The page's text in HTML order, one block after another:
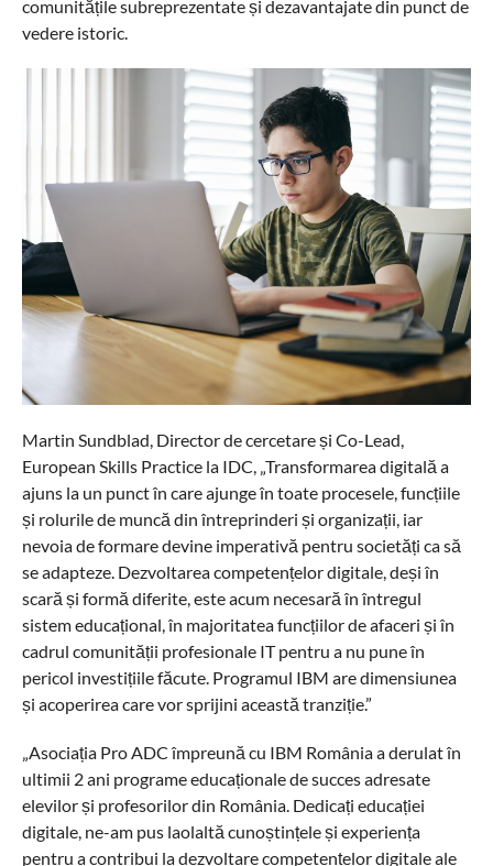
comunitățile subreprezentate și dezavantajate din punct de
vedere istoric.
Martin Sundblad, Director de cercetare și Co-Lead,
European Skills Practice la IDC, „Transformarea digitală a
ajuns la un punct în care ajunge în toate procesele, funcțiile
și rolurile de muncă din întreprinderi și organizații, iar
nevoia de formare devine imperativă pentru societăți ca să
se adapteze. Dezvoltarea competențelor digitale, deși în
scară și formă diferite, este acum necesară în întregul
sistem educațional, în majoritatea funcțiilor de afaceri și în
cadrul comunității profesionale IT pentru a nu pune în
pericol investițiile făcute. Programul IBM are dimensiunea
și acoperirea care vor sprijini această tranziție.”
„Asociația Pro ADC împreună cu IBM România a derulat în
ultimii 2 ani programe educaționale de succes adresate
elevilor și profesorilor din România. Dedicați educației
digitale, ne-am pus laolaltă cunoștințele și experiența
pentru a contribui la dezvoltare competențelor digitale ale